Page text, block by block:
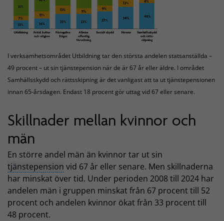
I verksamhetsområdet Utbildning tar den största andelen statsanställda –
49 procent – ut sin tjänstepension när de är 67 år eller äldre. I området
Samhällsskydd och rättsskipning är det vanligast att ta ut tjänstepensionen
innan 65-årsdagen. Endast 18 procent gör uttag vid 67 eller senare.
Skillnader mellan kvinnor och
män
En större andel män än kvinnor tar ut sin
tjänstepension vid 67 år eller senare. Men skillnaderna
har minskat över tid. Under perioden 2008 till 2024 har
andelen män i gruppen minskat från 67 procent till 52
procent och andelen kvinnor ökat från 33 procent till
48 procent.